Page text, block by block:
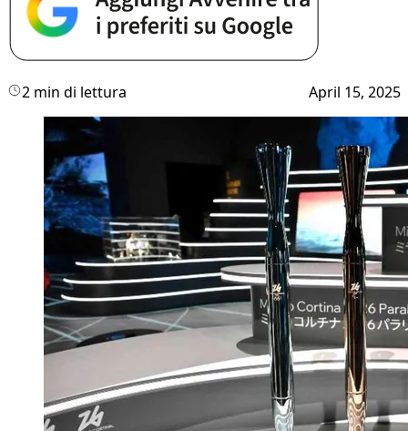
2 min di lettura April 15, 2025